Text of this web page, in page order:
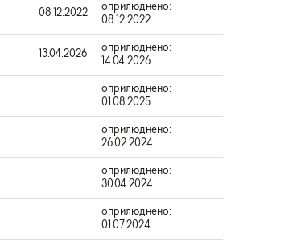
08.12.2022
оприлюднено:
08.12.2022
13.04.2026
оприлюднено:
14.04.2026
оприлюднено:
01.08.2025
оприлюднено:
26.02.2024
оприлюднено:
30.04.2024
оприлюднено:
01.07.2024